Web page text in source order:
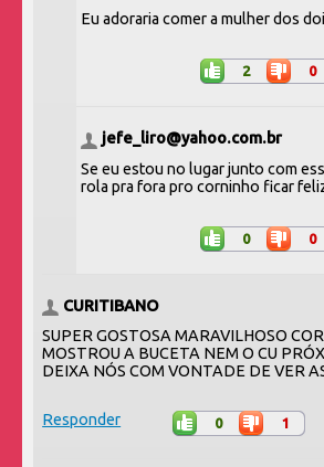
Eu adoraria comer a mulher dos
2 0
jefe_liro@yahoo.com.br
Se eu estou no lugar junto com
rola pra fora pro corninho ficar
0 0
CURITIBANO
SUPER GOSTOSA MARAVILHOSO
MOSTROU A BUCETA NEM O CU
DEIXA NÓS COM VONTADE DE VER
Responder 0 1